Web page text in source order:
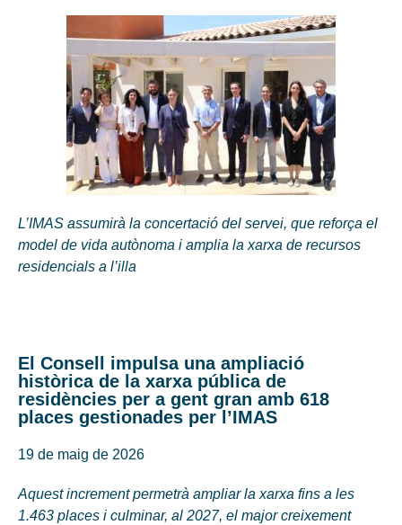
L’IMAS assumirà la concertació del servei, que reforça el
model de vida autònoma i amplia la xarxa de recursos
residencials a l’illa
El Consell impulsa una ampliació
històrica de la xarxa pública de
residències per a gent gran amb 618
places gestionades per l’IMAS
19 de maig de 2026
Aquest increment permetrà ampliar la xarxa fins a les
1.463 places i culminar, al 2027, el major creixement